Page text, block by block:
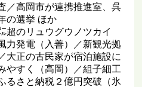
／高岡市が連携推進室、呉
の選挙 ほか
超のリュウグウノツカイ
力発電（入善）／新観光拠
大正の古民家が宿泊施設に
やすく（高岡）／組子細工
るさと納税２億円突破（氷